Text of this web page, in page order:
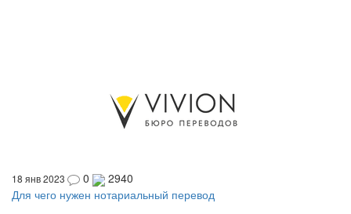
18 янв 2023 0
2940
Для чего нужен нотариальный перевод